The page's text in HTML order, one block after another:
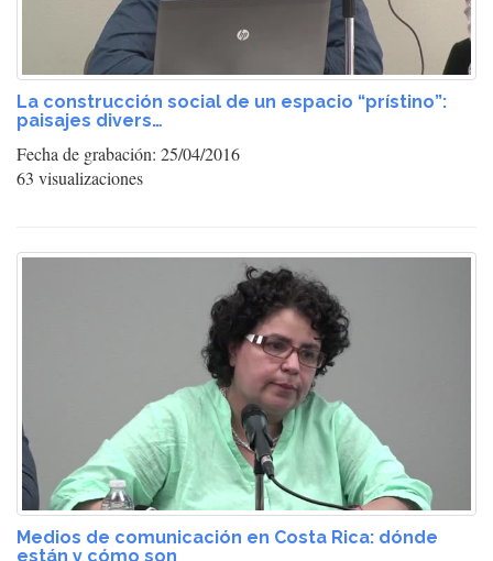
La construcción social de un espacio “prístino”:
paisajes divers…
Fecha de grabación: 25/04/2016
63 visualizaciones
Medios de comunicación en Costa Rica: dónde
están y cómo son